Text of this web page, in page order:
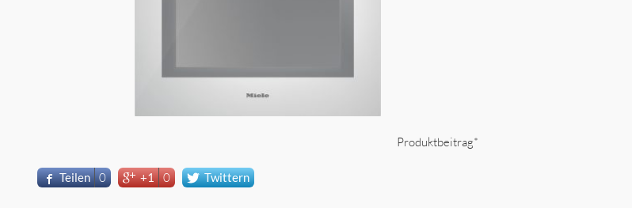
Produktbeitrag*
Teilen 0 +1 0 Twittern